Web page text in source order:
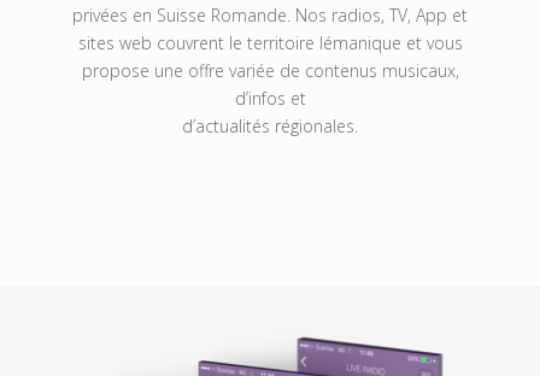
privées en Suisse Romande. Nos radios, TV, App et
sites web couvrent le territoire lémanique et vous
propose une offre variée de contenus musicaux,
d’infos et
d’actualités régionales.